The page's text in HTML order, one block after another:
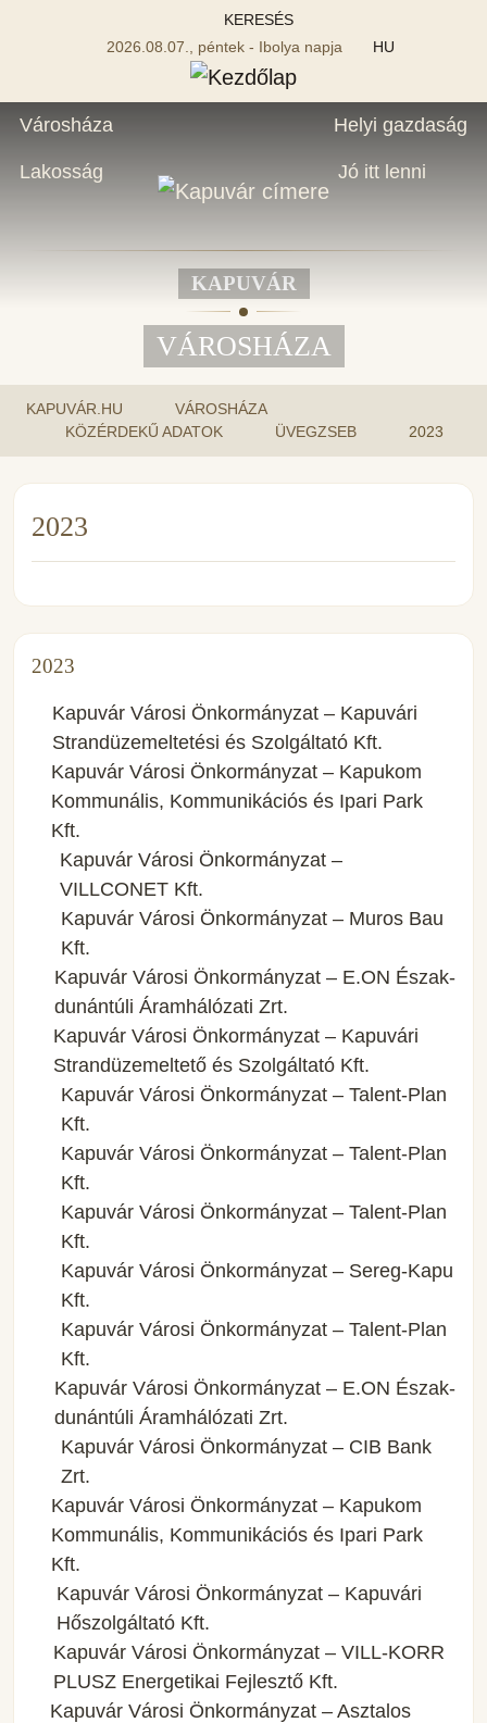
KERESÉS
2026.08.07., péntek - Ibolya napja
HU
Városháza
Lakosság
Helyi gazdaság
Jó itt lenni
KAPUVÁR
VÁROSHÁZA
KAPUVÁR.HU
VÁROSHÁZA
KÖZÉRDEKŰ ADATOK
ÜVEGZSEB 2023
2023
2023
Kapuvár Városi Önkormányzat – Kapuvári
Strandüzemeltetési és Szolgáltató Kft.
Kapuvár Városi Önkormányzat – Kapukom
Kommunális, Kommunikációs és Ipari Park
Kft.
Kapuvár Városi Önkormányzat –
VILLCONET Kft.
Kapuvár Városi Önkormányzat – Muros Bau
Kft.
Kapuvár Városi Önkormányzat – E.ON Észak-
dunántúli Áramhálózati Zrt.
Kapuvár Városi Önkormányzat – Kapuvári
Strandüzemeltető és Szolgáltató Kft.
Kapuvár Városi Önkormányzat – Talent-Plan
Kft.
Kapuvár Városi Önkormányzat – Talent-Plan
Kft.
Kapuvár Városi Önkormányzat – Talent-Plan
Kft.
Kapuvár Városi Önkormányzat – Sereg-Kapu
Kft.
Kapuvár Városi Önkormányzat – Talent-Plan
Kft.
Kapuvár Városi Önkormányzat – E.ON Észak-
dunántúli Áramhálózati Zrt.
Kapuvár Városi Önkormányzat – CIB Bank
Zrt.
Kapuvár Városi Önkormányzat – Kapukom
Kommunális, Kommunikációs és Ipari Park
Kft.
Kapuvár Városi Önkormányzat – Kapuvári
Hőszolgáltató Kft.
Kapuvár Városi Önkormányzat – VILL-KORR
PLUSZ Energetikai Fejlesztő Kft.
Kapuvár Városi Önkormányzat – Asztalos